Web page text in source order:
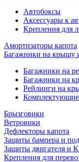
Автобоксы
Аксессуары к
Крепления для
Амортизаторы капота
Багажники на крышу
Багажники на
Багажники на
Рейлинги на
Комплектующие
Брызговики
Ветровики
Дефлекторы капота
Защиты бампера и
Защиты двигателя и
Крепления для